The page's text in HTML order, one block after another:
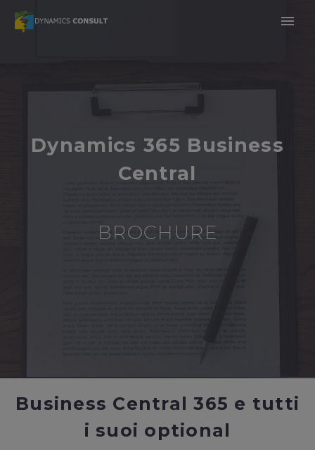
Dynamics 365 Business
Central
BROCHURE
Business Central 365 e tutti
i suoi optional